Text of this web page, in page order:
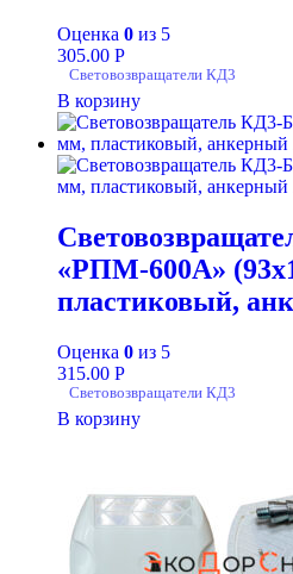
Оценка 0 из 5
305.00 Р
Световозвращатели КД3
В корзину
«РПМ-600А»
пластиковый,
Оценка 0 из 5
315.00 Р
Световозвращатели КД3
В корзину